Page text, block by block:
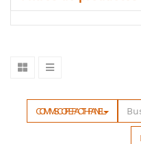
COMMSCOPE PACTH PANEL